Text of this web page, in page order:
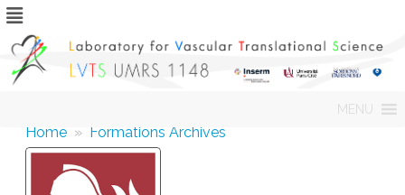
content
MENU
Home » Formations Archives